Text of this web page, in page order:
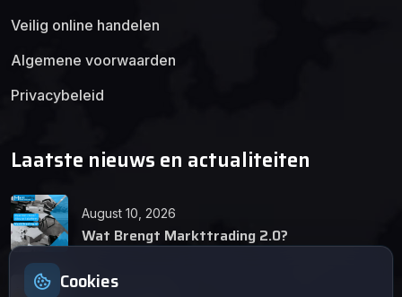
Veilig online handelen
Algemene voorwaarden
Privacybeleid
Laatste nieuws en actualiteiten
August 10, 2026
Wat Brengt Markttrading 2.0?
Cookies